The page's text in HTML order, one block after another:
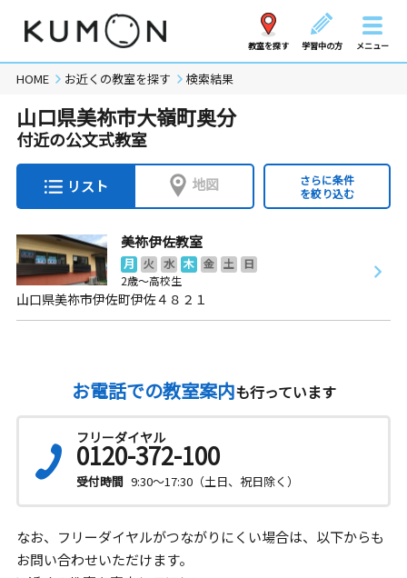
教室を探す 学習中の方 メニュー
HOME お近くの教室を探す 検索結果
山口県美祢市大嶺町奥分
付近の公文式教室
リスト 地図
さらに条件
を絞り込む
美祢伊佐教室
月 火 水 木 金 土
日
2歳～高校生
山口県美祢市伊佐町伊佐４８２１
お電話での教室案内も行っています
フリーダイヤル
0120-372-100
受付時間 9:30～17:30（土日、祝日除く）
なお、フリーダイヤルがつながりにくい場合は、以下からも
お問い合わせいただけます。